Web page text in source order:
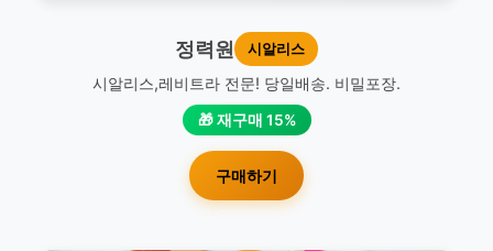
정력원 시알리스
시알리스,레비트라 전문! 당일배송. 비밀포장.
🎁 재구매 15%
구매하기